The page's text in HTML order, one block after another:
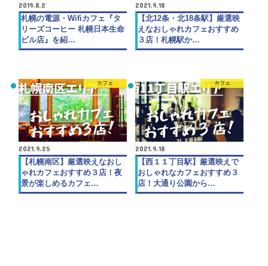
2019.8.2
札幌の電源・Wifiカフェ『タ
リーズコーヒー 札幌日本生命
ビル店』を紹…
2021.9.18
【北12条・北18条駅】厳選映
えなおしゃれカフェおすすめ
３店！札幌駅か…
カフェ
2021.9.25
【札幌南区】厳選映えなおし
ゃれカフェおすすめ３店！夜
景が楽しめるカフェ…
カフェ
2021.9.18
【西１１丁目駅】厳選映えで
おしゃれなカフェおすすめ３
店！大通り公園から…